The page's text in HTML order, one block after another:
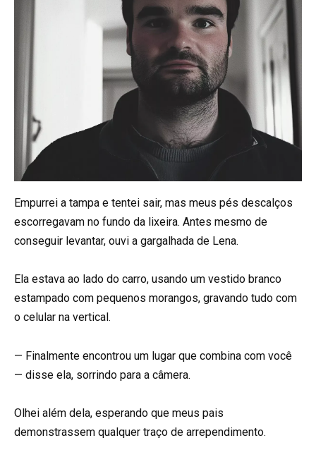
Empurrei a tampa e tentei sair, mas meus pés descalços
escorregavam no fundo da lixeira. Antes mesmo de
conseguir levantar, ouvi a gargalhada de Lena.
Ela estava ao lado do carro, usando um vestido branco
estampado com pequenos morangos, gravando tudo com
o celular na vertical.
— Finalmente encontrou um lugar que combina com você
— disse ela, sorrindo para a câmera.
Olhei além dela, esperando que meus pais
demonstrassem qualquer traço de arrependimento.